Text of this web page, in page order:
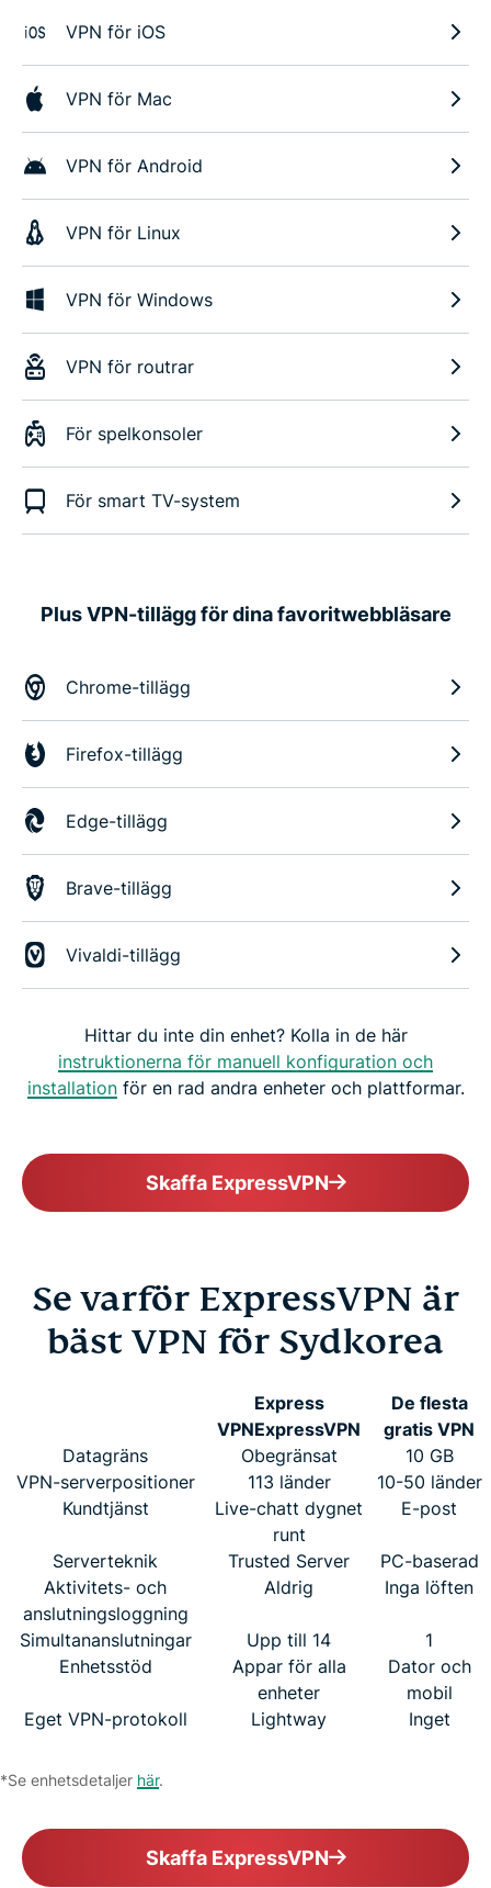
VPN för iOS
VPN för Mac
VPN för Android
VPN för Linux
VPN för Windows
VPN för routrar
För spelkonsoler
För smart TV-system
Plus VPN-tillägg för dina favoritwebbläsare
Chrome-tillägg
Firefox-tillägg
Edge-tillägg
Brave-tillägg
Vivaldi-tillägg
Hittar du inte din enhet? Kolla in de här
instruktionerna för manuell konfiguration och
installationför en rad andra enheter och plattformar.
Skaffa ExpressVPN
Se varför ExpressVPN är
bäst VPN för Sydkorea
Express
VPNExpressVPN
De flesta
gratis VPN
Datagräns
Obegränsat
10 GB
VPN-serverpositioner
113 länder
10-50 länder
Kundtjänst
Live-chatt dygnet
runt
E-post
Serverteknik Trusted Server
PC-baserad
Aktivitets- och
anslutningsloggning
Aldrig Inga löften
Simultananslutningar Upp till 14
1
Enhetsstöd
Appar för alla
enheter
Dator och
mobil
Eget VPN-protokoll
Lightway Inget
*Se enhetsdetaljer här.
Skaffa ExpressVPN